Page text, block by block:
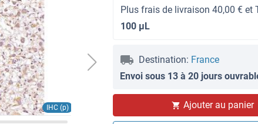
IHC (p)
IHC
Plus frais de livraison 40,00 € et
100 μL
Destination: France
Envoi sous 13 à 20 jours
Ajouter au panier